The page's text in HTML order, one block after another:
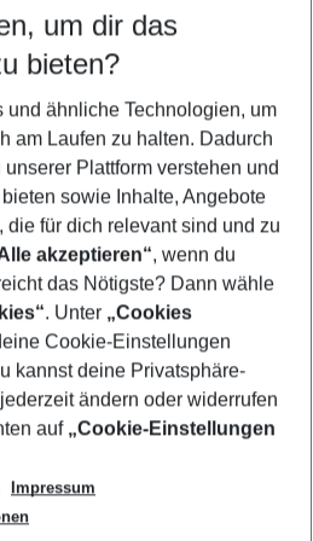
5-8 Nächte
Kinder
anzeigen
um dir das
bieten?
ähnliche Technologien, um
am Laufen zu halten. Dadurch
Plattform verstehen und
sowie Inhalte, Angebote
die für dich relevant sind und zu
akzeptieren“, wenn du
das Nötigste? Dann wähle
. Unter „Cookies
Cookie-Einstellungen
kannst deine Privatsphäre-
ändern oder widerrufen
auf „Cookie-Einstellungen
Impressum